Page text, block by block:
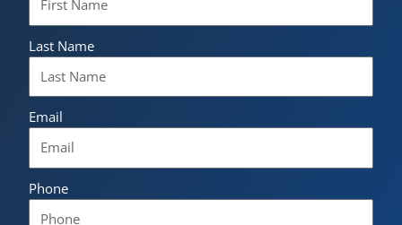
Last Name
Email
Phone